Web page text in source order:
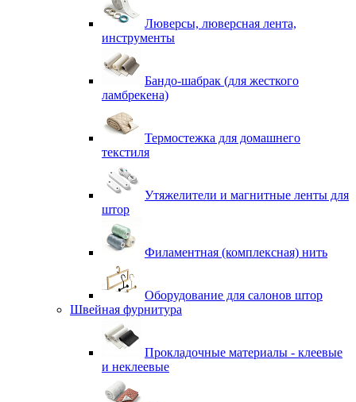
Люверсы, люверсная лента,
инструменты
Бандо-шабрак (для жесткого
ламбрекена)
Термостежка для домашнего
текстиля
Утяжелители и магнитные ленты для
штор
Филаментная (комплексная) нить
Оборудование для салонов штор
Швейная фурнитура
Прокладочные материалы - клеевые
и неклеевые